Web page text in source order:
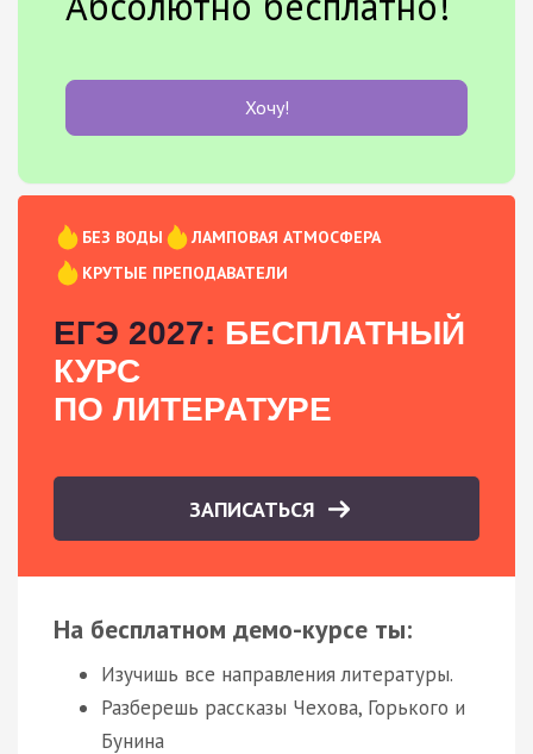
Хочу!
БЕЗ ВОДЫ
ЛАМПОВАЯ АТМОСФЕРА
КРУТЫЕ ПРЕПОДАВАТЕЛИ
ЕГЭ 2027: БЕСПЛАТНЫЙ
КУРС
ПО ЛИТЕРАТУРЕ
ЗАПИСАТЬСЯ
На бесплатном демо-курсе ты:
Изучишь все направления литературы.
Разберешь рассказы Чехова, Горького и
Бунина